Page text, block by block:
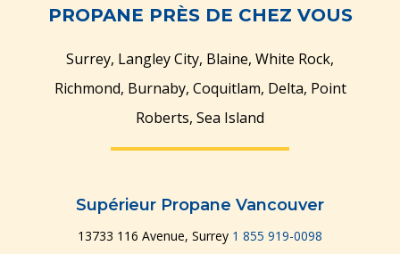
PROPANE PRÈS DE CHEZ VOUS
Surrey, Langley City, Blaine, White Rock,
Richmond, Burnaby, Coquitlam, Delta, Point
Roberts, Sea Island
Supérieur Propane Vancouver
13733 116 Avenue, Surrey 1 855 919-0098